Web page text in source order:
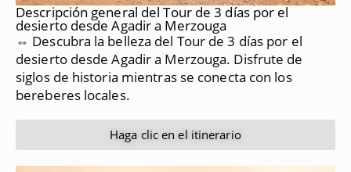
Descripción general del Tour de 3 días por el
desierto desde Agadir a Merzouga
⇔ Descubra la belleza del Tour de 3 días por el
desierto desde Agadir a Merzouga. Disfrute de
siglos de historia mientras se conecta con los
bereberes locales.
Haga clic en el itinerario